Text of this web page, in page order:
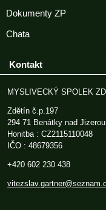
Dokumenty ZP
Chata
Kontakt
MYSLIVECKÝ SPOLEK
Zdětín č.p.197
294 71 Benátky nad Jizerou
Honitba : CZ2115110048
IČO : 48679356
+420 602 230 438